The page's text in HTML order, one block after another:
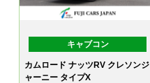
キャブコン
カムロード ナッツRV クレソンジ
ャーニー タイプX